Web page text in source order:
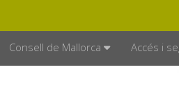
Consell de Mallorca Accés i